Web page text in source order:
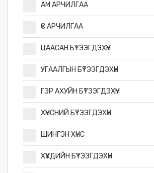
АМ АРЧИЛГАА
ҮС АРЧИЛГАА
ЦААСАН БҮТЭЭГДЭХҮҮН
УГААЛГЫН БҮТЭЭГДЭХҮҮН
ГЭР АХУЙН БҮТЭЭГДЭХҮҮН
ХҮНСНИЙ БҮТЭЭГДЭХҮҮН
ШИНГЭН ХҮНС
ХҮҮХДИЙН БҮТЭЭГДЭХҮҮН